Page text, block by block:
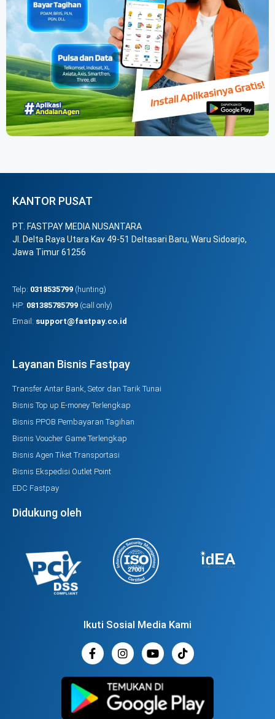
KANTOR PUSAT
PT. FASTPAY MEDIA NUSANTARA
Jl. Delta Raya Utara Kav 49-51 Deltasari Baru, Waru Sidoarjo,
Jawa Timur 61256
Telp: 0318535799 (hunting)
HP: 081385785799 (call only)
Email: support@fastpay.co.id
Layanan Bisnis Fastpay
Transfer Antar Bank, Setor dan Tarik Tunai
Bisnis Top up E-money Terlengkap
Bisnis PPOB Pembayaran Tagihan
Bisnis Voucher Game Terlengkap
Bisnis Agen Tiket Transportasi
Bisnis Ekspedisi Outlet Point
EDC Fastpay
Didukung oleh
Ikuti Sosial Media Kami